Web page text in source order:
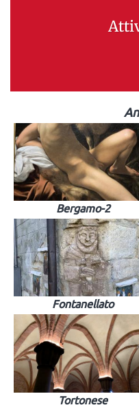
Bergamo-2
Fontanellato
Tortonese